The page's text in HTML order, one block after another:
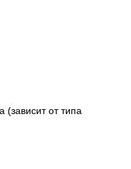
от типа